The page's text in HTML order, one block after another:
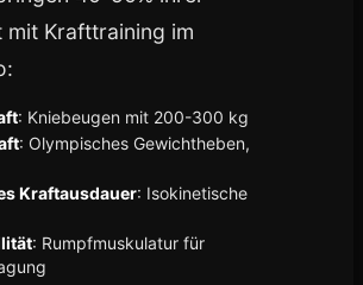
mit Krafttraining im
: Kniebeugen mit 200-300 kg
: Olympisches Gewichtheben,
Kraftausdauer: Isokinetische
: Rumpfmuskulatur für